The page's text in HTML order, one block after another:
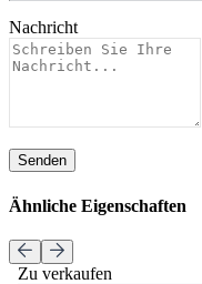
Nachricht
Senden
Ähnliche Eigenschaften
Zu verkaufen